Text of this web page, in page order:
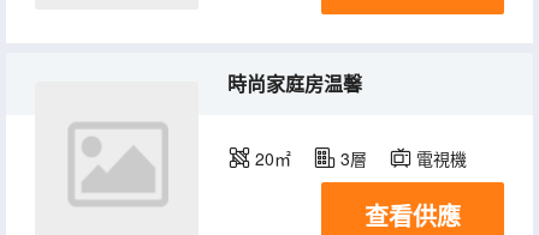
時尚家庭房温馨
20㎡ 3層 電視機
查看供應